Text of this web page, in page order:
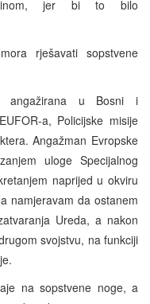
jer bi to bilo
rješavati sopstvene
angažirana u Bosni i
a, Policijske misije
Angažman Evropske
uloge Specijalnog
naprijed u okviru
namjeravam da ostanem
Ureda, a nakon
svojstvu, na funkciji
na sopstvene noge, a